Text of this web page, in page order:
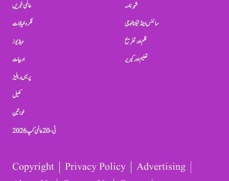
عالمی خبریں
فکر و خیالات
ویڈیوز
ادبیات
پریس ریلیز
کھیل
خواتین
ٹی-20 عالمی کپ 2026
شہرنامہ
سائنس اینڈ ٹیکنالوجی
فلم اور تفریح
تعلیم اور کیریر
Copyright Privacy Policy
Advertising